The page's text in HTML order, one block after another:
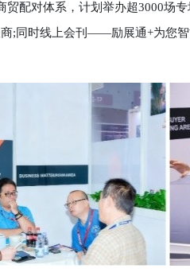
贸配对体系，计划举办超3000场
;同时线上会刊——励展通+为您